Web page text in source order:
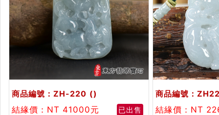
商品編號：ZH-220 ()
結緣價：NT 41000元
已出售
商品編號：
結緣價：NT